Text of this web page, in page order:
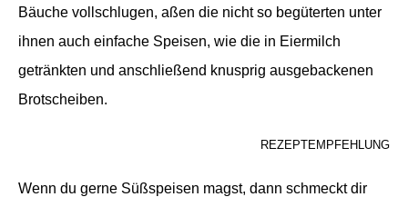
Bäuche vollschlugen, aßen die nicht so begüterten unter
ihnen auch einfache Speisen, wie die in Eiermilch
getränkten und anschließend knusprig ausgebackenen
Brotscheiben.
REZEPTEMPFEHLUNG
Wenn du gerne Süßspeisen magst, dann schmeckt dir